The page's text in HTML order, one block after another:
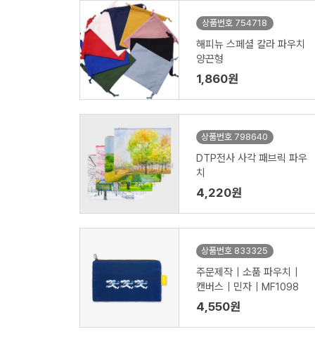
상품번호 754718
해피뉴 스페셜 칼라 파우치
양끈형
1,860원
상품번호 798640
DTP전사 사각 패브릭 파우
치
4,220원
상품번호 833325
주문제작｜소품 파우치｜
캔버스｜민자｜MF1098
4,550원